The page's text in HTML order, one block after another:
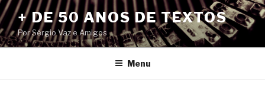
Pular
para
o
conteúdo
+ DE 50 ANOS DE TEXTOS
Por Sérgio Vaz e Amigos
Menu